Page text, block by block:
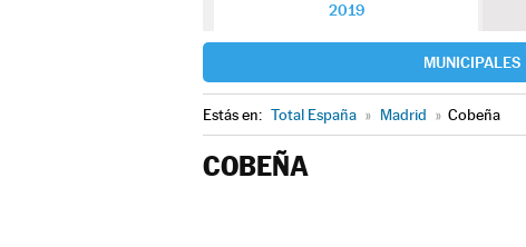
2019
MUNICIPALES
Estás en: Total España » Madrid » Cobeña
COBEÑA